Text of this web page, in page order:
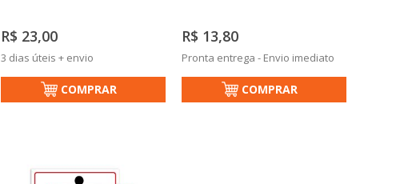
R$ 23,00
3 dias úteis + envio
COMPRAR
R$ 13,80
Pronta entrega - Envio imediato
COMPRAR